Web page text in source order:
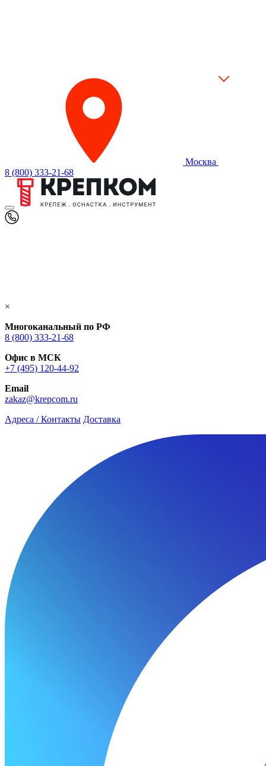
Москва
8 (800) 333-21-68
×
Многоканальный по РФ
8 (800) 333‑21-68
Офис в МСК
+7 (495) 120-44-92
Email
zakaz@krepcom.ru
Адреса / Контакты Доставка